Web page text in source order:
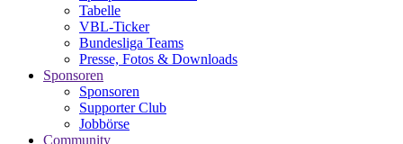
Tabelle
VBL-Ticker
Bundesliga Teams
Presse, Fotos & Downloads
Sponsoren
Sponsoren
Supporter Club
Jobbörse
Community